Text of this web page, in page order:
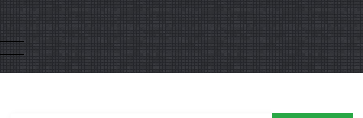
Mobile Menu Toggle